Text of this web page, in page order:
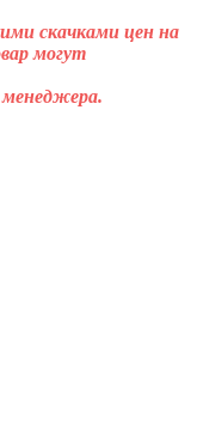
скачками цен на
могут